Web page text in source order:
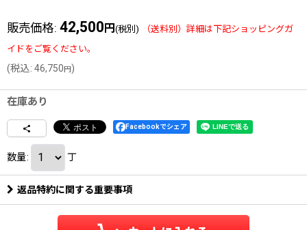
販売価格: 42,500 円 (税別)
(税込: 46,750円)
在庫あり
Facebookでシェア
数量: 丁
返品特約に関する重要事項